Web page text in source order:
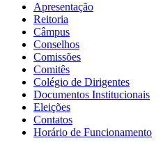
Apresentação
Reitoria
Câmpus
Conselhos
Comissões
Comitês
Colégio de Dirigentes
Documentos Institucionais
Eleições
Contatos
Horário de Funcionamento